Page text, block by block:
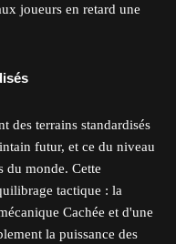
joueurs en retard une
des terrains standardisés
futur, et ce du niveau
du monde. Cette
tactique : la
Cachée et d'une
la puissance des